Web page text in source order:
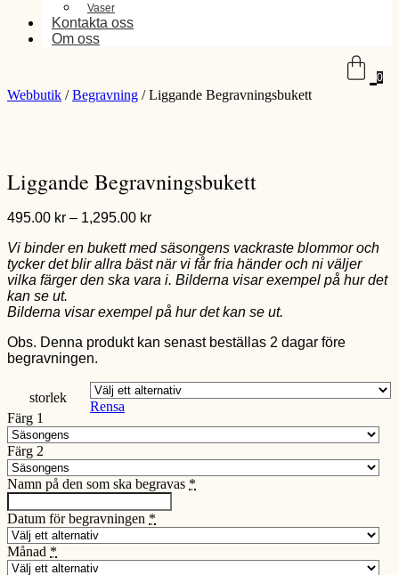
Vaser
Kontakta oss
Om oss
0
Webbutik /Begravning / Liggande Begravningsbukett
Liggande Begravningsbukett
495.00 kr – 1,295.00 krPrisintervall:
till
1,295.00 kr
Vi binder en bukett med säsongens vackraste blommor och
tycker det blir allra bäst när vi får fria händer och ni väljer
vilka färger den ska vara i. Bilderna visar exempel på hur det
kan se ut.
Bilderna visar exempel på hur det kan se ut.
Obs. Denna produkt kan senast beställas 2 dagar före
begravningen.
storlek
Rensa
Färg 1
Färg 2
Namn på den som ska begravas *
Datum för begravningen *
Månad *